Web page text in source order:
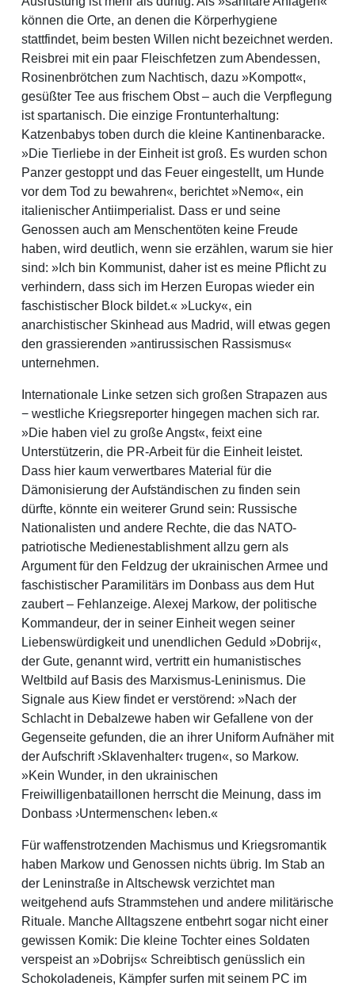
können die Orte, an denen die Körperhygiene
stattfindet, beim besten Willen nicht bezeichnet werden.
Reisbrei mit ein paar Fleischfetzen zum Abendessen,
Rosinenbrötchen zum Nachtisch, dazu »Kompott«,
gesüßter Tee aus frischem Obst – auch die Verpflegung
ist spartanisch. Die einzige Frontunterhaltung:
Katzenbabys toben durch die kleine Kantinenbaracke.
»Die Tierliebe in der Einheit ist groß. Es wurden schon
Panzer gestoppt und das Feuer eingestellt, um Hunde
vor dem Tod zu bewahren«, berichtet »Nemo«, ein
italienischer Antiimperialist. Dass er und seine
Genossen auch am Menschentöten keine Freude
haben, wird deutlich, wenn sie erzählen, warum sie hier
sind: »Ich bin Kommunist, daher ist es meine Pflicht zu
verhindern, dass sich im Herzen Europas wieder ein
faschistischer Block bildet.« »Lucky«, ein
anarchistischer Skinhead aus Madrid, will etwas gegen
den grassierenden »antirussischen Rassismus«
unternehmen.
Internationale Linke setzen sich großen Strapazen aus
− westliche Kriegsreporter hingegen machen sich rar.
»Die haben viel zu große Angst«, feixt eine
Unterstützerin, die PR-Arbeit für die Einheit leistet.
Dass hier kaum verwertbares Material für die
Dämonisierung der Aufständischen zu finden sein
dürfte, könnte ein weiterer Grund sein: Russische
Nationalisten und andere Rechte, die das NATO-
patriotische Medienestablishment allzu gern als
Argument für den Feldzug der ukrainischen Armee und
faschistischer Paramilitärs im Donbass aus dem Hut
zaubert – Fehlanzeige. Alexej Markow, der politische
Kommandeur, der in seiner Einheit wegen seiner
Liebenswürdigkeit und unendlichen Geduld »Dobrij«,
der Gute, genannt wird, vertritt ein humanistisches
Weltbild auf Basis des Marxismus-Leninismus. Die
Signale aus Kiew findet er verstörend: »Nach der
Schlacht in Debalzewe haben wir Gefallene von der
Gegenseite gefunden, die an ihrer Uniform Aufnäher mit
der Aufschrift ›Sklavenhalter‹ trugen«, so Markow.
»Kein Wunder, in den ukrainischen
Freiwilligenbataillonen herrscht die Meinung, dass im
Donbass ›Untermenschen‹ leben.«
Für waffenstrotzenden Machismus und Kriegsromantik
haben Markow und Genossen nichts übrig. Im Stab an
der Leninstraße in Altschewsk verzichtet man
weitgehend aufs Strammstehen und andere militärische
Rituale. Manche Alltagszene entbehrt sogar nicht einer
gewissen Komik: Die kleine Tochter eines Soldaten
verspeist an »Dobrijs« Schreibtisch genüsslich ein
Schokoladeneis, Kämpfer surfen mit seinem PC im